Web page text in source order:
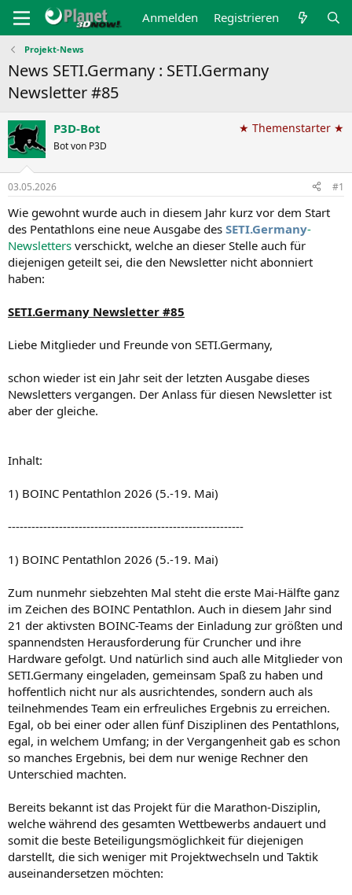
Anmelden Registrieren
Projekt-News
News SETI.Germany : SETI.Germany
Newsletter #85
P3D-Bot
Bot von P3D
★ Themenstarter ★
03.05.2026 #1
Wie gewohnt wurde auch in diesem Jahr kurz vor dem Start
des Pentathlons eine neue Ausgabe des SETI.Germany-
Newsletters verschickt, welche an dieser Stelle auch für
diejenigen geteilt sei, die den Newsletter nicht abonniert
haben:
SETI.Germany Newsletter #85
Liebe Mitglieder und Freunde von SETI.Germany,
schon wieder ist ein Jahr seit der letzten Ausgabe dieses
Newsletters vergangen. Der Anlass für diesen Newsletter ist
aber der gleiche.
Inhalt:
1) BOINC Pentathlon 2026 (5.-19. Mai)
------------------------------------------------------------
1) BOINC Pentathlon 2026 (5.-19. Mai)
Zum nunmehr siebzehten Mal steht die erste Mai-Hälfte ganz
im Zeichen des BOINC Pentathlon. Auch in diesem Jahr sind
21 der aktivsten BOINC-Teams der Einladung zur größten und
spannendsten Herausforderung für Cruncher und ihre
Hardware gefolgt. Und natürlich sind auch alle Mitglieder von
SETI.Germany eingeladen, gemeinsam Spaß zu haben und
hoffentlich nicht nur als ausrichtendes, sondern auch als
teilnehmendes Team ein erfreuliches Ergebnis zu erreichen.
Egal, ob bei einer oder allen fünf Disziplinen des Pentathlons,
egal, in welchem Umfang; in der Vergangenheit gab es schon
so manches Ergebnis, bei dem nur wenige Rechner den
Unterschied machten.
Bereits bekannt ist das Projekt für die Marathon-Disziplin,
welche während des gesamten Wettbewerbs andauert und
somit die beste Beteiligungsmöglichkeit für diejenigen
darstellt, die sich weniger mit Projektwechseln und Taktik
auseinandersetzen möchten: